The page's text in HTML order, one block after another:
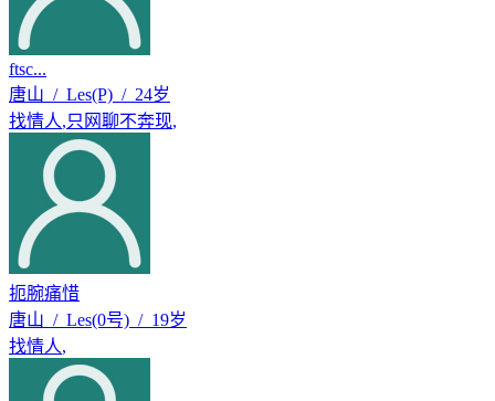
ftsc...
唐山 / Les(P) / 24岁
找情人,只网聊不奔现,
扼腕痛惜
唐山 / Les(0号) / 19岁
找情人,